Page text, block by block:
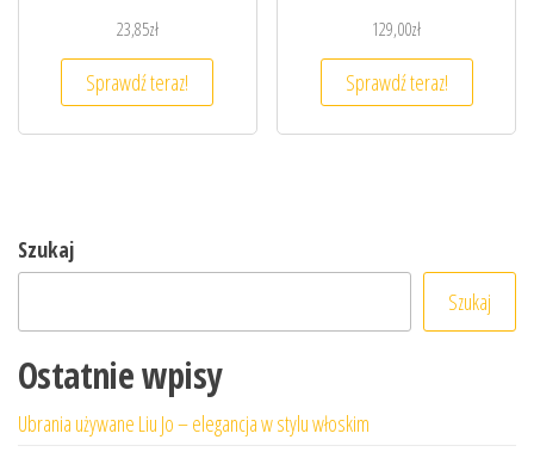
23,85zł
Sprawdź teraz!
129,00zł
Sprawdź teraz!
Szukaj
Szukaj
Ostatnie wpisy
Ubrania używane Liu Jo – elegancja w stylu włoskim